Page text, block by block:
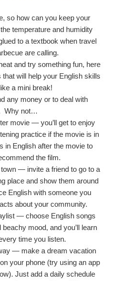
so how can you keep your
temperature and humidity
to a textbook when travel
are calling.
and try something fun, here
will help your English skills
a mini break!
any money or to deal with
Why not…
movie — you’ll get to enjoy
practice if the movie is in
in English after the movie to
the film.
— invite a friend to go to a
place and show them around
English with someone you
about your community.
— choose English songs
mood, and you’ll learn
time you listen.
— make a dream vacation
your phone (try using an app
Just add a daily schedule